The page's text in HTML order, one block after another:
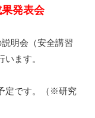
表会
明会（安全講習
ます。
定です。（※研究